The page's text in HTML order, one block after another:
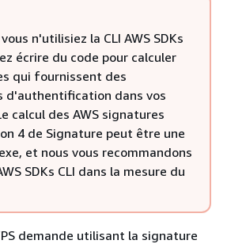
n'utilisiez la CLI AWS SDKs
écrire du code pour calculer
qui fournissent des
d'authentification dans vos
calcul des AWS signatures
4 de Signature peut être une
et nous vous recommandons
SDKs CLI dans la mesure du
demande utilisant la signature